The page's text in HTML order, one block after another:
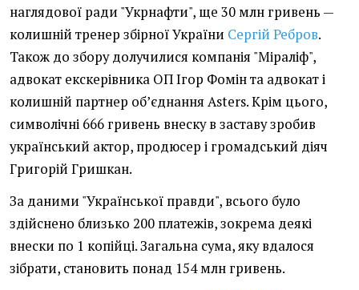
наглядової ради "Укрнафти", ще 30 млн гривень —
колишній тренер збірної України Сергій Ребров.
Також до збору долучилися компанія "Міраліф",
адвокат екскерівника ОП Ігор Фомін та адвокат і
колишній партнер об’єднання Asters. Крім цього,
символічні 666 гривень внеску в заставу зробив
український актор, продюсер і громадський діяч
Григорій Гришкан.
За даними "Української правди", всього було
здійснено близько 200 платежів, зокрема деякі
внески по 1 копійці. Загальна сума, яку вдалося
зібрати, становить понад 154 млн гривень.